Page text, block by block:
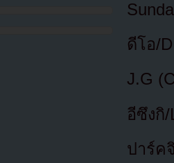
ดีโอ/
J.G
อีซึงกิ/
ปาร์ค